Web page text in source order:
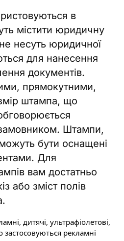
в
містити юридичну
несуть юридичної
для нанесення
документів.
прямокутними,
штампа, що
замовником. Штампи,
бути оснащені
Для
вам достатньо
або зміст полів
дитячі, ультрафіолетові,
рекламні